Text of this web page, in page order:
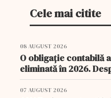
Cele mai citite
08 AUGUST 2026
O obligație contabilă
eliminată în 2026.
07 AUGUST 2026